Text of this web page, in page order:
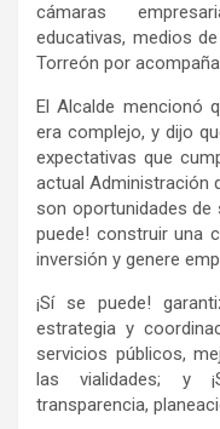
cámaras
educativas, medios
Torreón por
El Alcalde mencionó
era complejo, y dijo
expectativas que
actual Administración
son oportunidades de
puede! construir una
inversión y genere
¡Sí se puede!
estrategia y
servicios públicos,
las vialidades; y
transparencia,